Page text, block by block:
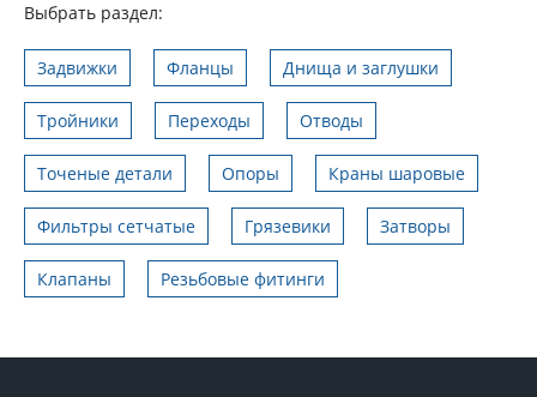
Выбрать раздел:
Задвижки Фланцы Днища и заглушки
Тройники Переходы Отводы
Точеные детали Опоры Краны шаровые
Фильтры сетчатые Грязевики Затворы
Клапаны Резьбовые фитинги